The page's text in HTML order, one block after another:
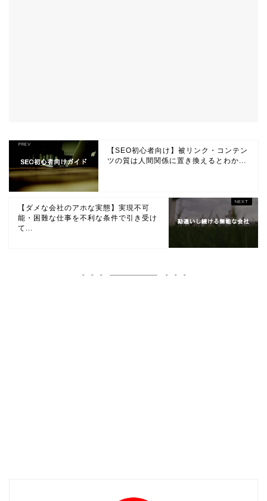
【SEO初心者向け】被リンク・コンテン
ツの質は人間関係に置き換えるとわか...
【ダメな会社のアホな実態】実現不可
能・困難な仕事を不利な条件で引き受け
て...